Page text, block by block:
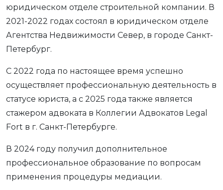
юридическом отделе строительной компании. В
2021-2022 годах состоял в юридическом отделе
Агентства Недвижимости Север, в городе Санкт-
Петербург.
С 2022 года по настоящее время успешно
осуществляет профессиональную деятельность в
статусе юриста, а с 2025 года также является
стажером адвоката в Коллегии Адвокатов Legal
Fort в г. Санкт-Петербурге.
В 2024 году получил дополнительное
профессиональное образование по вопросам
применения процедуры медиации.